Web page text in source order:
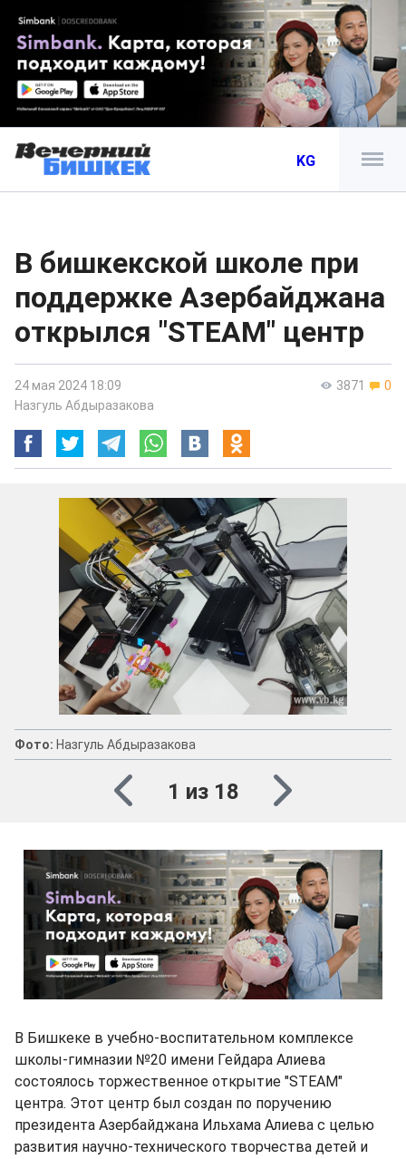
KG
В бишкекской школе при
поддержке Азербайджана
открылся "STEAM" центр
3871 0
24 мая 2024 18:09
Назгуль Абдыразакова
Фото: Назгуль Абдыразакова
1 из 18
В Бишкеке в учебно-воспитательном комплексе
школы-гимназии №20 имени Гейдара Алиева
состоялось торжественное открытие "STEAM"
центра. Этот центр был создан по поручению
президента Азербайджана Ильхама Алиева с целью
развития научно-технического творчества детей и